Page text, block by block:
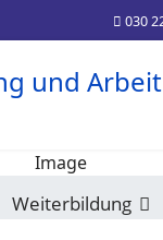
030
Weiterbildung